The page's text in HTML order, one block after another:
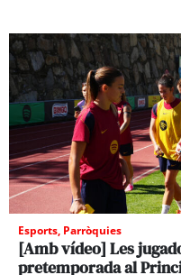
Esports, Parròquies
[Amb vídeo] Les
pretemporada al